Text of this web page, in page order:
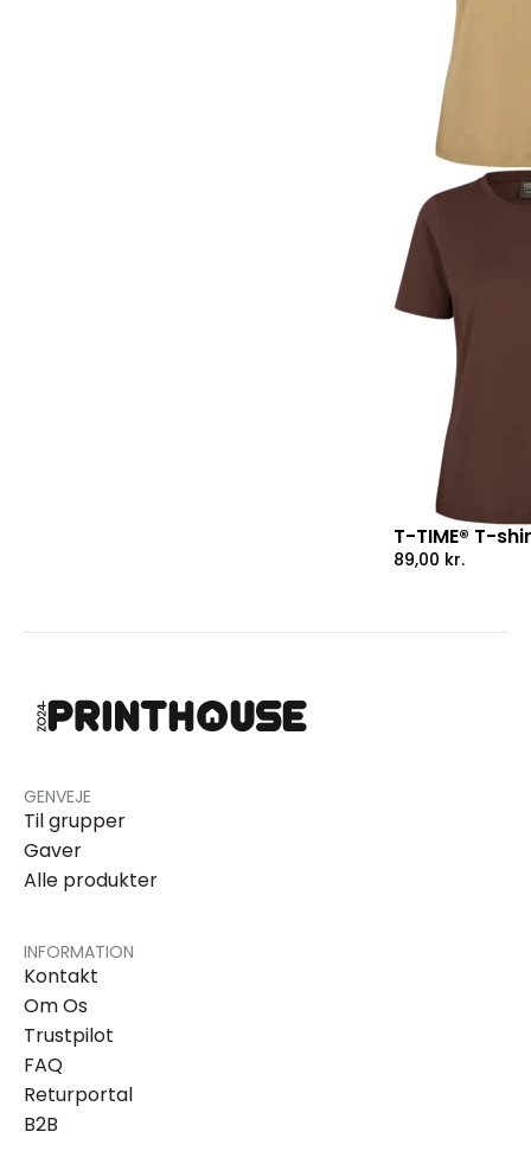
T-TIME® T-
89,00 kr.
GENVEJE
Til grupper
Gaver
Alle produkter
INFORMATION
Kontakt
Om Os
Trustpilot
FAQ
Returportal
B2B